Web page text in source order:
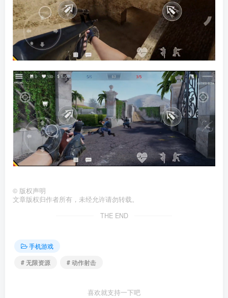
© 版权声明
文章版权归作者所有，未经允许请勿转载。
THE END
手机游戏
# 无限资源
# 动作射击
喜欢就支持一下吧